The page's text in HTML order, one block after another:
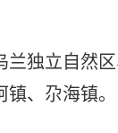
独立自然
、尕海镇。